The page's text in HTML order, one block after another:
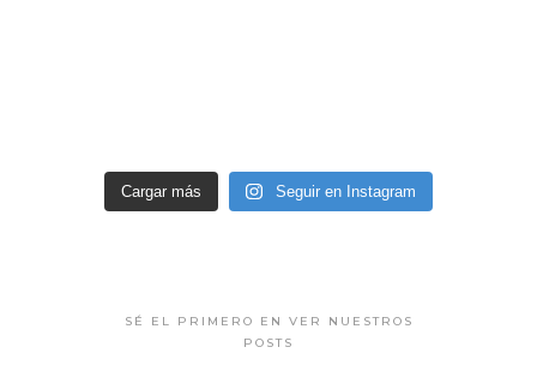
Cargar más Seguir en Instagram
SÉ EL PRIMERO EN VER NUESTROS
POSTS